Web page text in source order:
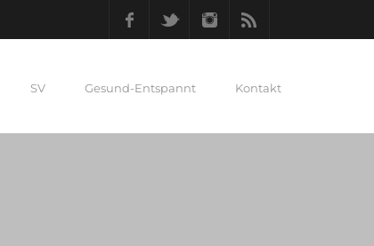
FacebookTwitter Instagram
SV Gesund-Entspannt Kontakt